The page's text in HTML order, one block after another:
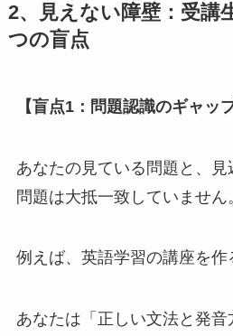
2、見えない障壁：受講
つの盲点
【盲点1：問題認識のギャップ
あなたの見ている問題と、
問題は大抵一致していません
例えば、英語学習の講座を作
あなたは「正しい文法と発音